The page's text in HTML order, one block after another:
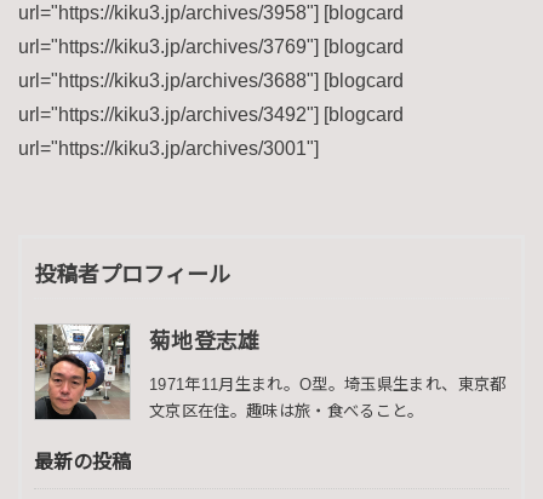
url="https://kiku3.jp/archives/3958"] [blogcard
url="https://kiku3.jp/archives/3769"] [blogcard
url="https://kiku3.jp/archives/3688"] [blogcard
url="https://kiku3.jp/archives/3492"] [blogcard
url="https://kiku3.jp/archives/3001"]
投稿者プロフィール
菊地登志雄
1971年11月生まれ。O型。埼玉県生まれ、東京都
文京区在住。趣味は旅・食べること。
最新の投稿